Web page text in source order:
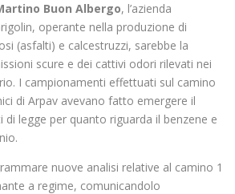
Buon Albergo, l’azienda
operante nella produzione di
(asfalti) e calcestruzzi, sarebbe la
scure e dei cattivi odori rilevati nei
I campionamenti effettuati sul camino
di Arpav avevano fatto emergere il
legge per quanto riguarda il benzene e
nuove analisi relative al camino 1
a regime, comunicandolo